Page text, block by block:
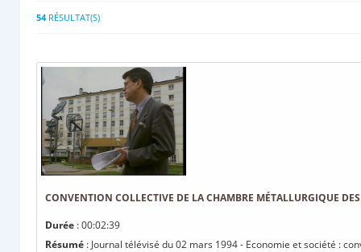
54RÉSULTAT(S)
CONVENTION COLLECTIVE DE LA CHAMBRE MÉTALLURGIQUE
Durée : 00:02:39
Résumé : Journal télévisé du 02 mars 1994 - Economie et société :